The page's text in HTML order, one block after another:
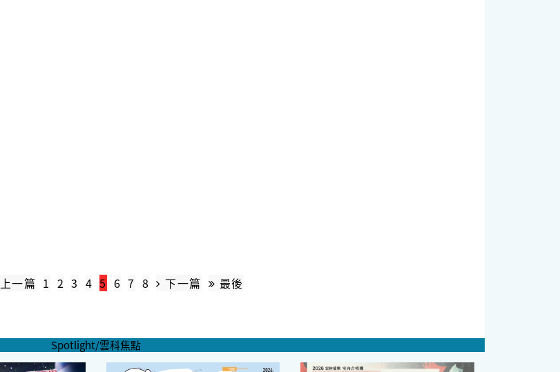
上一篇 1 2 3 4 5 6 7 8 下一篇 最後
Spotlight/雲科焦點